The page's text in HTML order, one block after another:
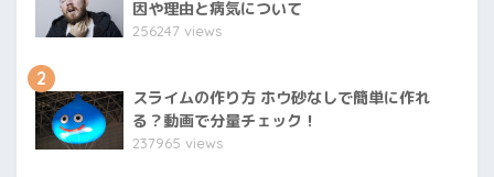
因や理由と病気について
256247 views
2
スライムの作り方 ホウ砂なしで簡単に作れ
る？動画で分量チェック！
237965 views